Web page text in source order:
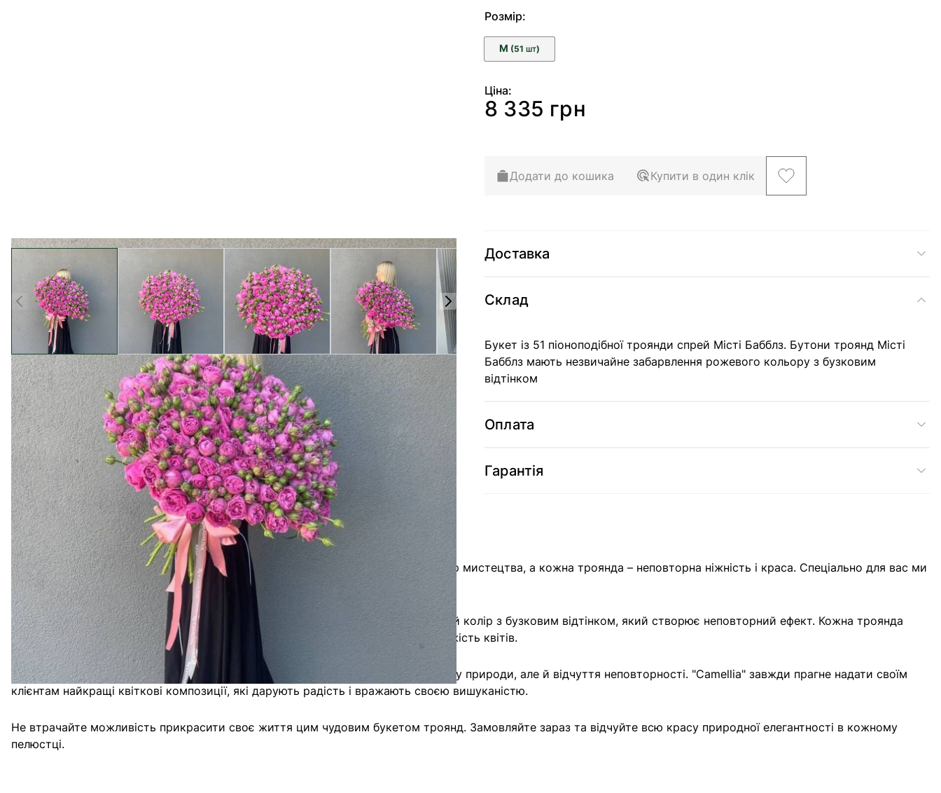
View larger image View larger image
Розмір:
M (51 ШТ)
Ціна:
8 335 грн
Додати до кошика Купити в один клік
Доставка
Склад
Букет із 51 піоноподібної троянди спрей Місті Бабблз. Бутони троянд Місті
Бабблз мають незвичайне забарвлення рожевого кольору з бузковим
відтінком
Оплата
Гарантія
Опис товару
Ласкаво запрошуємо вас в магазин квітів "Camellia", де кожен букет – це витвір мистецтва, а кожна троянда – неповторна ніжність і краса. Спеціально для вас ми
представляємо букет із 51 троянди спрей "Місті Бабблз".
Бутони троянд "Місті Бабблз" вражають своєю незвичайною красою – рожевий колір з бузковим відтінком, який створює неповторний ефект. Кожна троянда
вирощена власноруч нашими фахівцями, гарантуючи вам високу якість та свіжість квітів.
Придбавши цей чарівний букет у нашому магазині, ви отримаєте не лише красу природи, але й відчуття неповторності. "Camellia" завжди прагне надати своїм
клієнтам найкращі квіткові композиції, які дарують радість і вражають своєю вишуканістю.
Не втрачайте можливість прикрасити своє життя цим чудовим букетом троянд. Замовляйте зараз та відчуйте всю красу природної елегантності в кожному
пелюстці.